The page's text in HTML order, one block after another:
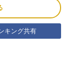
キング共有